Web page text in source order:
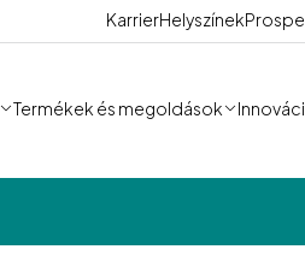
KarrierHelyszínek
Termékek és megoldások